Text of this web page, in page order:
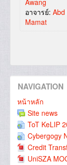
Awang
อาจารย์: Abd
Mamat
NAVIGATION
หน้าหลัก
Site news
ToT KeLIP
Cybergogy
Credit
UniSZA